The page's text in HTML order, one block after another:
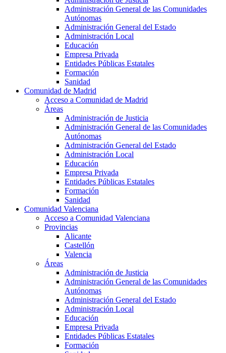
Administración General de las Comunidades
Autónomas
Administración General del Estado
Administración Local
Educación
Empresa Privada
Entidades Públicas Estatales
Formación
Sanidad
Comunidad de Madrid
Acceso a Comunidad de Madrid
Áreas
Administración de Justicia
Administración General de las Comunidades
Autónomas
Administración General del Estado
Administración Local
Educación
Empresa Privada
Entidades Públicas Estatales
Formación
Sanidad
Comunidad Valenciana
Acceso a Comunidad Valenciana
Provincias
Alicante
Castellón
Valencia
Áreas
Administración de Justicia
Administración General de las Comunidades
Autónomas
Administración General del Estado
Administración Local
Educación
Empresa Privada
Entidades Públicas Estatales
Formación